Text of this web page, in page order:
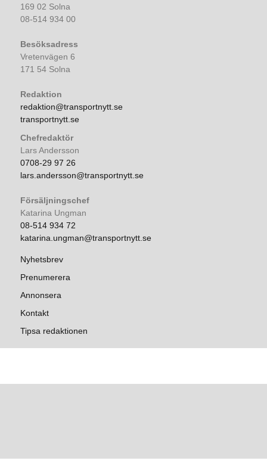
169 02 Solna
08-514 934 00
Besöksadress
Vretenvägen 6
171 54 Solna
Redaktion
redaktion@transportnytt.se
transportnytt.se
Chefredaktör
Lars Andersson
0708-29 97 26
lars.andersson@transportnytt.se
Försäljningschef
Katarina Ungman
08-514 934 72
katarina.ungman@transportnytt.se
Nyhetsbrev
Prenumerera
Annonsera
Kontakt
Tipsa redaktionen